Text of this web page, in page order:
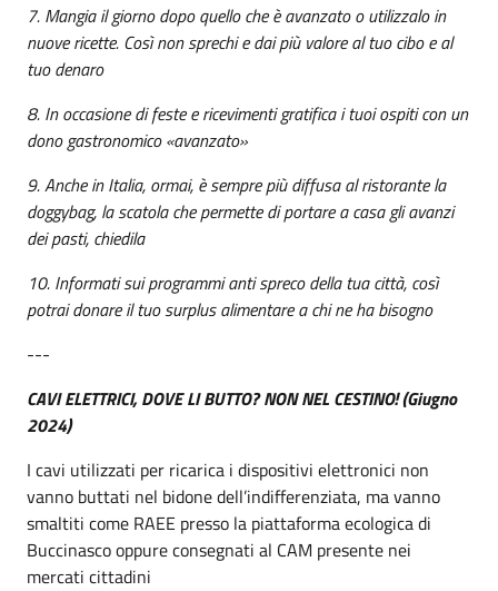
7. Mangia il giorno dopo quello che è avanzato o utilizzalo in
nuove ricette. Così non sprechi e dai più valore al tuo cibo e al
tuo denaro
8. In occasione di feste e ricevimenti gratifica i tuoi ospiti con un
dono gastronomico «avanzato»
9. Anche in Italia, ormai, è sempre più diffusa al ristorante la
doggybag, la scatola che permette di portare a casa gli avanzi
dei pasti, chiedila
10. Informati sui programmi anti spreco della tua città, così
potrai donare il tuo surplus alimentare a chi ne ha bisogno
---
CAVI ELETTRICI, DOVE LI BUTTO? NON NEL CESTINO! (Giugno
2024)
I cavi utilizzati per ricarica i dispositivi elettronici non
vanno buttati nel bidone dell’indifferenziata, ma vanno
smaltiti come RAEE presso la piattaforma ecologica di
Buccinasco oppure consegnati al CAM presente nei
mercati cittadini